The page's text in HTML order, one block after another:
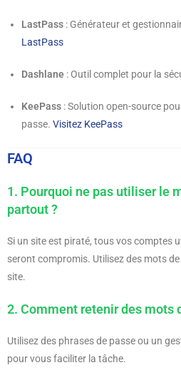
LastPass : Générateur et
LastPass
Dashlane : Outil complet pour la
KeePass : Solution open-source
passe. Visitez KeePass
FAQ
1. Pourquoi ne pas utiliser le
partout ?
Si un site est piraté, tous vos comptes
seront compromis. Utilisez des mots
site.
2. Comment retenir des mots
Utilisez des phrases de passe ou un
pour vous faciliter la tâche.